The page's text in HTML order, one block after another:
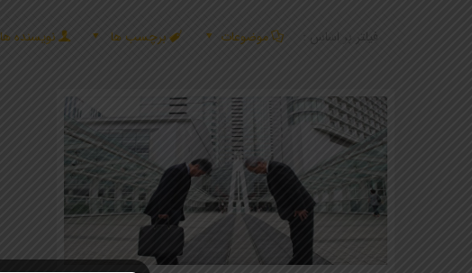
فیلتر بر اساس : موضوعات برچسب ها نویسنده ها